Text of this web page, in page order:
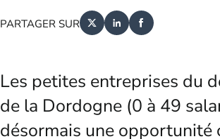
PARTAGER SUR
Les petites entreprises du
de la Dordogne (0 à 49
désormais une opportunité